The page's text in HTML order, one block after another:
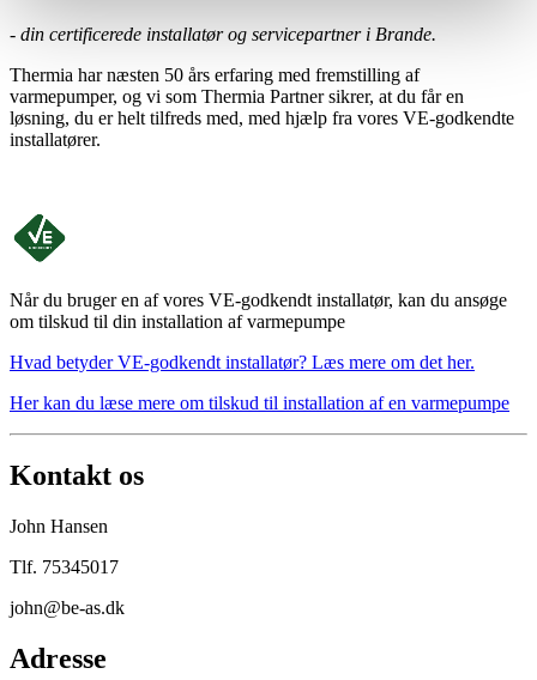
- din certificerede installatør og servicepartner i Brande.
Thermia har næsten 50 års erfaring med fremstilling af
varmepumper, og vi som Thermia Partner sikrer, at du får en
løsning, du er helt tilfreds med, med hjælp fra vores VE-godkendte
installatører.
Når du bruger en af vores VE-godkendt installatør, kan du ansøge
om tilskud til din installation af varmepumpe
Hvad betyder VE-godkendt installatør? Læs mere om det her.
Her kan du læse mere om tilskud til installation af en varmepumpe
Kontakt os
John Hansen
Tlf. 75345017
john@be-as.dk
Adresse